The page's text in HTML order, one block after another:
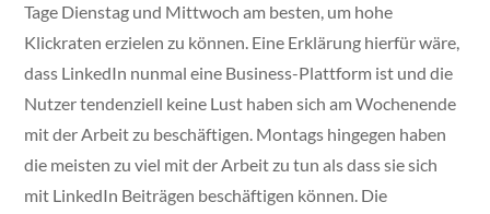
Tage Dienstag und Mittwoch am besten, um hohe
Klickraten erzielen zu können. Eine Erklärung hierfür wäre,
dass LinkedIn nunmal eine Business-Plattform ist und die
Nutzer tendenziell keine Lust haben sich am Wochenende
mit der Arbeit zu beschäftigen. Montags hingegen haben
die meisten zu viel mit der Arbeit zu tun als dass sie sich
mit LinkedIn Beiträgen beschäftigen können. Die